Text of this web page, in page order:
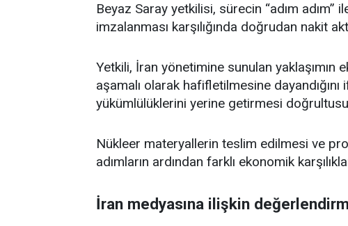
Beyaz Saray yetkilisi, sürecin “adım adım”
imzalanması karşılığında doğrudan nakit
Yetkili, İran yönetimine sunulan yaklaşımın
aşamalı olarak hafifletilmesine dayandığını
yükümlülüklerini yerine getirmesi
Nükleer materyallerin teslim edilmesi ve
adımların ardından farklı ekonomik
İran medyasına ilişkin